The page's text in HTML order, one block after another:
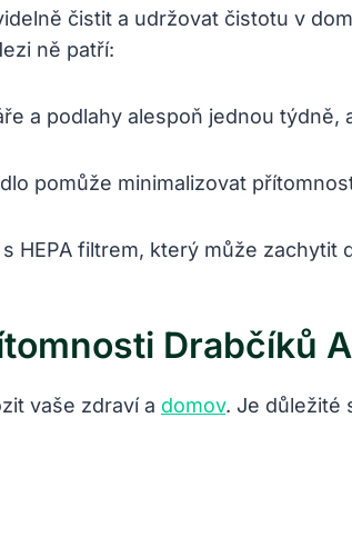
čistit a udržovat čistotu v
ně patří:
a podlahy alespoň jednou
pomůže minimalizovat
HEPA filtrem, který může zachytit
Drabčíků A
vaše zdraví a domov. Je důležité